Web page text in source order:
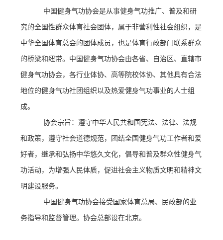
中国健身气功协会是从事健身气功推广、普及和研
究的全国性群众体育社会团体，属于非营利性社会组织，是
中华全国体育总会的团体成员，也是体育行政部门联系群众
的桥梁和纽带。中国健身气功协会由各省、自治区、直辖市
健身气功协会，各行业体协、高等院校体协、其他具有合法
地位的健身气功社团组织以及热爱健身气功事业的人士组
成。
协会宗旨：遵守中华人民共和国宪法、法律、法规
和政策，遵守社会道德规范，团结全国健身气功工作者和爱
好者，继承和弘扬中华悠久文化，倡导和普及群众性健身气
功活动，为增强人民体质，促进社会主义物质文明和精神文
明建设服务。
中国健身气功协会接受国家体育总局、民政部的业
务指导和监督管理。协会总部设在北京。